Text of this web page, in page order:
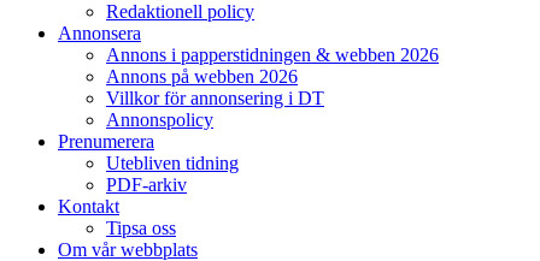
Redaktionell policy
Annonsera
Annons i papperstidningen & webben 2026
Annons på webben 2026
Villkor för annonsering i DT
Annonspolicy
Prenumerera
Utebliven tidning
PDF-arkiv
Kontakt
Tipsa oss
Om vår webbplats